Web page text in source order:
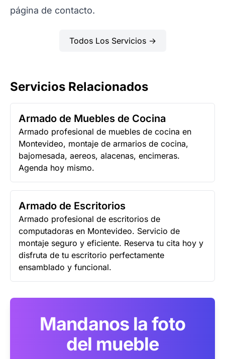
página de contacto.
Todos Los Servicios →
Servicios Relacionados
Armado de Muebles de Cocina
Armado profesional de muebles de cocina en
Montevideo, montaje de armarios de cocina,
bajomesada, aereos, alacenas, encimeras.
Agenda hoy mismo.
Armado de Escritorios
Armado profesional de escritorios de
computadoras en Montevideo. Servicio de
montaje seguro y eficiente. Reserva tu cita hoy y
disfruta de tu escritorio perfectamente
ensamblado y funcional.
Mandanos la foto
del mueble